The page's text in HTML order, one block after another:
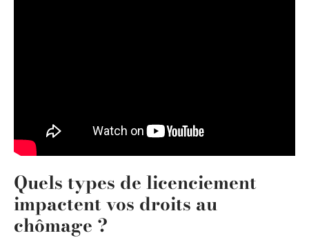
Quels types de licenciement
impactent vos droits au
chômage ?